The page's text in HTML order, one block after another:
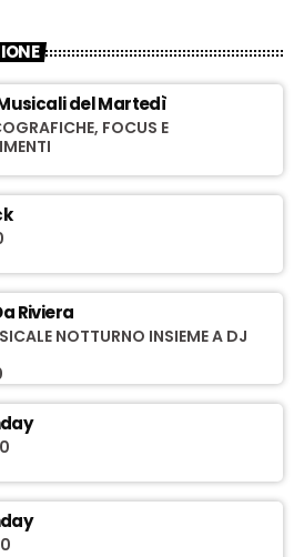
del Martedì
FOCUS E
Riviera
NOTTURNO INSIEME A DJ